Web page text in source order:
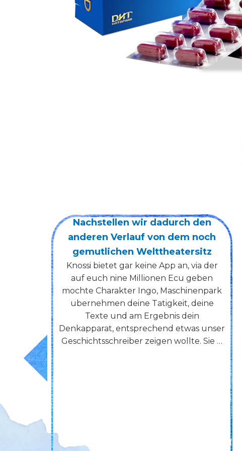
AI Companion Market Statistics
and Trends: A Comprehensive
Analysis
Introduction to the AI Companion
Market The market for AI companions
has become prominent in recent years,
motivated by technological innovation,
changing user needs, and a growing
acceptance of intelligent digital
assistants. From smart speakers to …